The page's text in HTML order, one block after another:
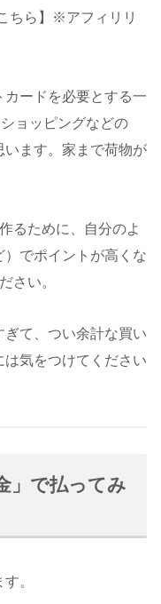
ちら】※アフィリリ
ードを必要とする一
ョッピングなどの
います。家まで荷物が
るために、自分のよ
）でポイントが高くな
さい。
て、つい余計な買い
気をつけてください
」で払ってみ
。